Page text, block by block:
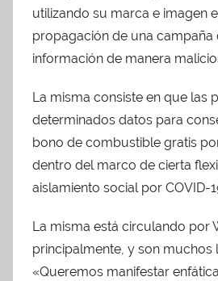
utilizando su marca e imagen
propagación de una campaña
información de manera
La misma consiste en que las
determinados datos para
bono de combustible gratis
dentro del marco de cierta
aislamiento social por COVID-
La misma está circulando por
principalmente, y son muchos
«Queremos manifestar